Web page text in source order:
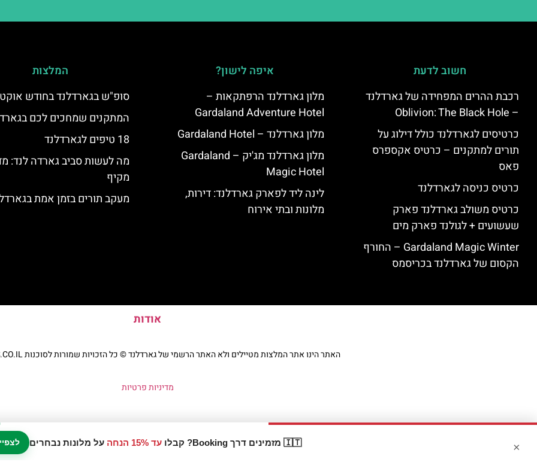
🇮🇹 מזמינים דרך Booking? קבלו עד 15% הנחה על מלונות נבחרים ×
חשוב לדעת
רכבת ההרים המפחידה של גארדלנד
– Oblivion: The Black Hole
כרטיסים לגארדלנד כולל דילוג על
תורים למתקנים – כרטיס אקספרס
פאס
כרטיס כניסה לגארדלנד
כרטיס משולב גארדלנד פארק
שעשועים + לגולנד פארק מים
Gardaland Magic Winter – החורף
הקסום של גארדלנד בכריסמס
איפה לישון?
מלון גארדלנד הרפתקאות –
Gardaland Adventure Hotel
מלון גארדלנד – Gardaland Hotel
מלון גארדלנד מג'יק – Gardaland
Magic Hotel
לינה ליד לפארק גארדלנד: דירות,
מלונות ובתי אירוח
המלצות
סופ"ש בגארדלנד בחודש
המתקנים שמחכים לכם
18 טיפים לגארדלנד
מה לעשות סביב גארדה לנד:
מקיף
מעקב תורים בזמן אמת
אודות
האתר הינו אתר המלצות מטיילים ולא האתר הרשמי של גארדלנד © כל הזכויות שמורות לסוכנות TRAVELERS.CO.IL
מדיניות פרטיות